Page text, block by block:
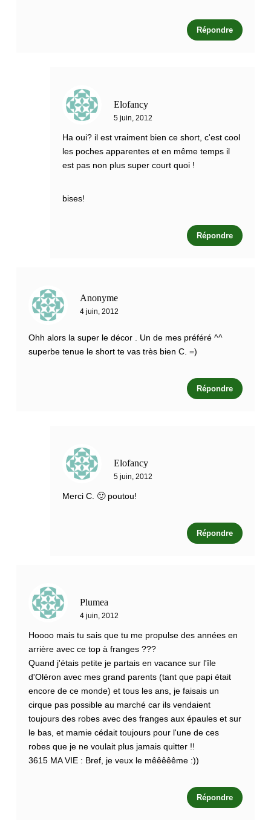
Répondre
Elofancy
5 juin, 2012
Ha oui? il est vraiment bien ce short, c'est cool
les poches apparentes et en même temps il
est pas non plus super court quoi !
bises!
Répondre
Anonyme
4 juin, 2012
Ohh alors la super le décor . Un de mes préféré ^^
superbe tenue le short te vas très bien C. =)
Répondre
Elofancy
5 juin, 2012
Merci C. 🙂 poutou!
Répondre
Plumea
4 juin, 2012
Hoooo mais tu sais que tu me propulse des années en
arrière avec ce top à franges ???
Quand j'étais petite je partais en vacance sur l'île
d'Oléron avec mes grand parents (tant que papi était
encore de ce monde) et tous les ans, je faisais un
cirque pas possible au marché car ils vendaient
toujours des robes avec des franges aux épaules et sur
le bas, et mamie cédait toujours pour l'une de ces
robes que je ne voulait plus jamais quitter !!
3615 MA VIE : Bref, je veux le mêêêêême :))
Répondre